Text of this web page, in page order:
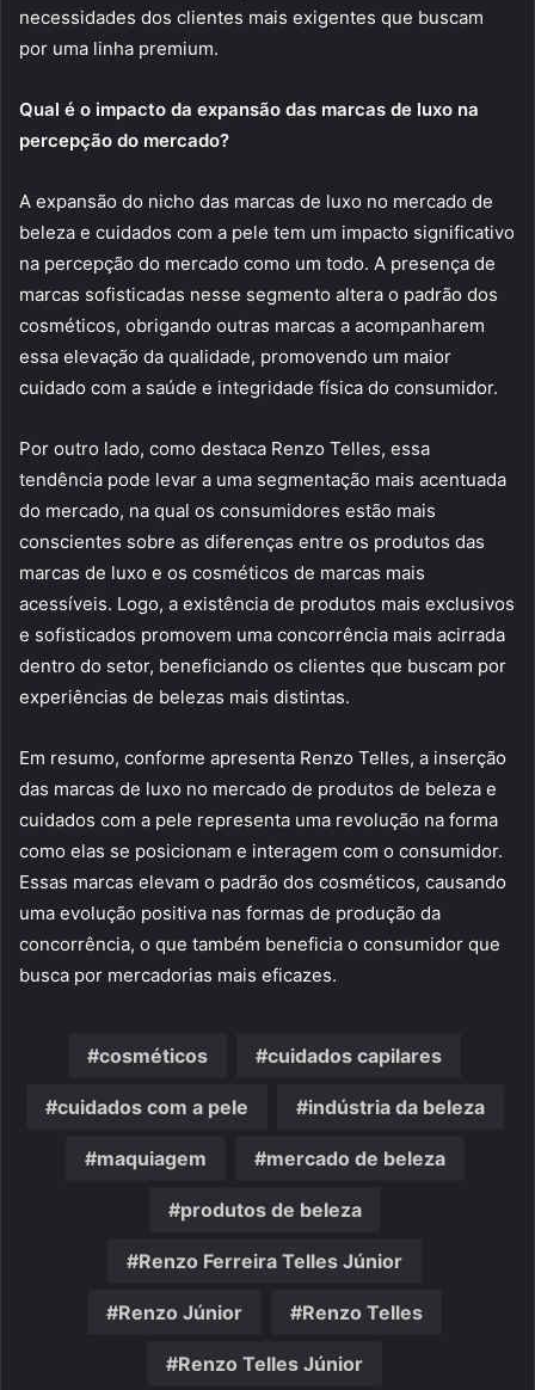
necessidades dos clientes mais exigentes que buscam
por uma linha premium.
Qual é o impacto da expansão das marcas de luxo na
percepção do mercado?
A expansão do nicho das marcas de luxo no mercado de
beleza e cuidados com a pele tem um impacto significativo
na percepção do mercado como um todo. A presença de
marcas sofisticadas nesse segmento altera o padrão dos
cosméticos, obrigando outras marcas a acompanharem
essa elevação da qualidade, promovendo um maior
cuidado com a saúde e integridade física do consumidor.
Por outro lado, como destaca Renzo Telles, essa
tendência pode levar a uma segmentação mais acentuada
do mercado, na qual os consumidores estão mais
conscientes sobre as diferenças entre os produtos das
marcas de luxo e os cosméticos de marcas mais
acessíveis. Logo, a existência de produtos mais exclusivos
e sofisticados promovem uma concorrência mais acirrada
dentro do setor, beneficiando os clientes que buscam por
experiências de belezas mais distintas.
Em resumo, conforme apresenta Renzo Telles, a inserção
das marcas de luxo no mercado de produtos de beleza e
cuidados com a pele representa uma revolução na forma
como elas se posicionam e interagem com o consumidor.
Essas marcas elevam o padrão dos cosméticos, causando
uma evolução positiva nas formas de produção da
concorrência, o que também beneficia o consumidor que
busca por mercadorias mais eficazes.
cosméticos cuidados capilares
cuidados com a pele indústria da beleza
maquiagem mercado de beleza
produtos de beleza
Renzo Ferreira Telles Júnior
Renzo Júnior Renzo Telles
Renzo Telles Júnior